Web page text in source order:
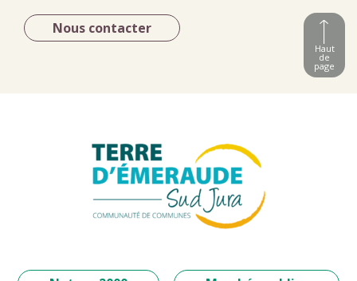
Nous contacter
Haut
de
page